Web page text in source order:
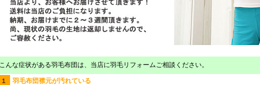
こんな症状がある羽毛布団は、当店に羽毛リフォームご相談ください。
１
羽毛布団襟元が汚れている